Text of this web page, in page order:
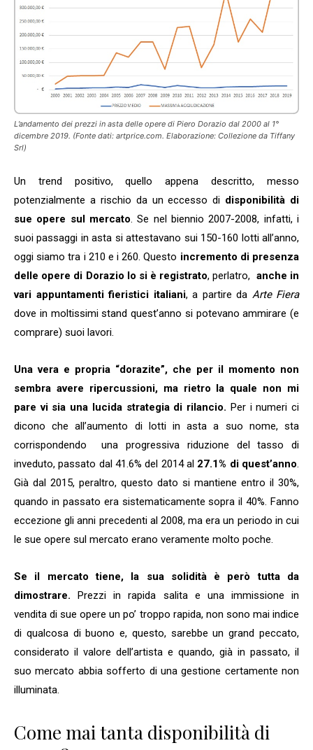
L’andamento dei prezzi in asta delle opere di Piero Dorazio dal 2000 al 1°
dicembre 2019. (Fonte dati: artprice.com. Elaborazione: Collezione da Tiffany
Srl)
Un trend positivo, quello appena descritto, messo
potenzialmente a rischio da un eccesso di disponibilità di
sue opere sul mercato. Se nel biennio 2007-2008, infatti, i
suoi passaggi in asta si attestavano sui 150-160 lotti all’anno,
oggi siamo tra i 210 e i 260. Questo incremento di presenza
delle opere di Dorazio lo si è registrato, perlatro, anche in
vari appuntamenti fieristici italiani, a partire da Arte Fiera
dove in moltissimi stand quest’anno si potevano ammirare (e
comprare) suoi lavori.
Una vera e propria “dorazite”, che per il momento non
sembra avere ripercussioni, ma rietro la quale non mi
pare vi sia una lucida strategia di rilancio. Per i numeri ci
dicono che all’aumento di lotti in asta a suo nome, sta
corrispondendo una progressiva riduzione del tasso di
inveduto, passato dal 41.6% del 2014 al 27.1% di quest’anno.
Già dal 2015, peraltro, questo dato si mantiene entro il 30%,
quando in passato era sistematicamente sopra il 40%. Fanno
eccezione gli anni precedenti al 2008, ma era un periodo in cui
le sue opere sul mercato erano veramente molto poche.
Se il mercato tiene, la sua solidità è però
tutta da
dimostrare. Prezzi in rapida salita e una immissione in
vendita di sue opere un po’ troppo rapida, non sono mai indice
di qualcosa di buono e, questo, sarebbe un grand peccato,
considerato il valore dell’artista e quando, già in passato, il
suo mercato abbia sofferto di una gestione certamente non
illuminata.
Come mai tanta disponibilità di